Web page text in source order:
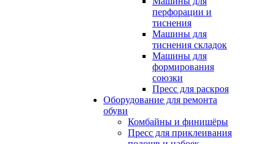
перфорации и
тиснения
Машины для
тиснения складок
Машины для
формирования
союзки
Пресс для раскроя
Оборудование для ремонта
обуви
Комбайны и финишёры
Пресс для приклеивания